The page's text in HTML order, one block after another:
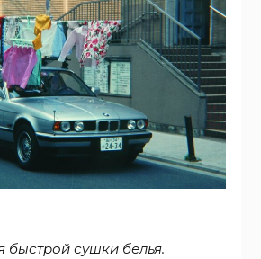
быстрой сушки белья.